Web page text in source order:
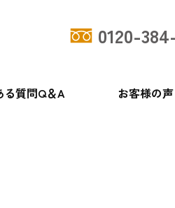
0120-
る質問Q＆A お客様の声